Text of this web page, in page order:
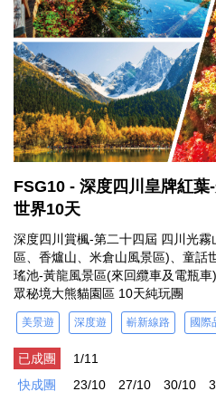
FSG10 - 深度四川皇牌紅
世界10天
深度四川賞楓-第二十四屆 四川光
區、香爐山、米倉山風景區)、童話
瑤池-黃龍風景區(來回纜車及電瓶
眾秘境大熊貓園區 10天純玩團
美景遊 深度遊 嶄新線路 國際
已成團
1/11
快成團
23/10 27/10 30/10